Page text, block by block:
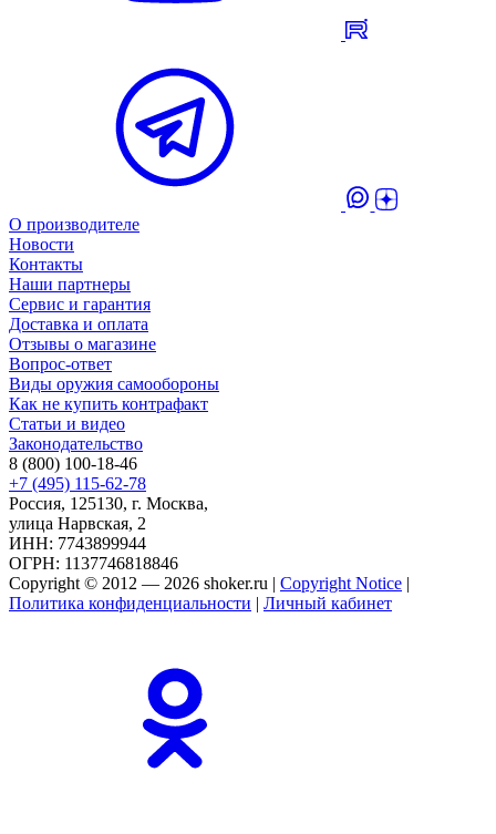
О производителе
Новости
Контакты
Наши партнеры
Сервис и гарантия
Доставка и оплата
Отзывы о магазине
Вопрос-ответ
Виды оружия самообороны
Как не купить контрафакт
Статьи и видео
Законодательство
8 (800) 100-18-46
+7 (495) 115-62-78
Россия, 125130, г. Москва,
улица Нарвская, 2
ИНН: 7743899944
ОГРН: 1137746818846
Copyright © 2012 — 2026 shoker.ru | Copyright Notice |
Политика конфиденциальности | Личный кабинет